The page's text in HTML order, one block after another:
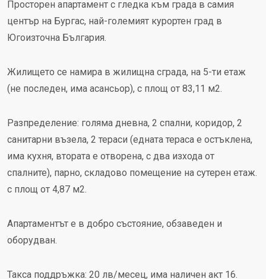
Просторен апартамент с гледка към града в самия
център на Бургас, най-големият курортен град в
Югоизточна България.
Жилището се намира в жилищна сграда, на 5-ти етаж
(не последен, има асансьор), с площ от 83,11 м2.
Разпределение: голяма дневна, 2 спални, коридор, 2
санитарни възела, 2 тераси (едната тераса е остъклена,
има кухня, втората е отворена, с два изхода от
спалните), парно, складово помещение на сутерен етаж.
с площ от 4,87 м2.
Апартаментът е в добро състояние, обзаведен и
оборудван.
Такса поддръжка: 20 лв/месец, има наличен акт 16.